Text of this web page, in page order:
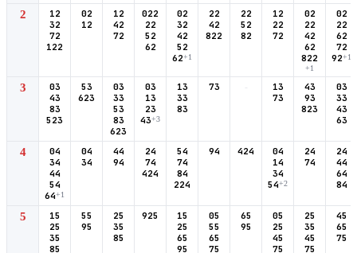
2
12
32
72
122
02
12
12
42
72
022
22
52
62
02
32
42
52
62+1
22
42
822
22
52
82
12
22
72
02
22
42
62
822
+1
02
22
62
72
92+1
3
03
43
83
523
53
623
03
33
53
83
623
03
13
23
43+3
13
33
83
73 -
13
73
43
93
823
03
33
43
63
4
04
34
44
54
64+1
04
34
44
94
24
74
424
54
74
84
224
94 424
04
14
34
54+2
24
74
24
44
64
84
5
15
25
35
85
55
95
25
35
85
925
15
25
65
95
05
55
65
75
65
95
05
25
45
75
25
35
45
75
45
65
75